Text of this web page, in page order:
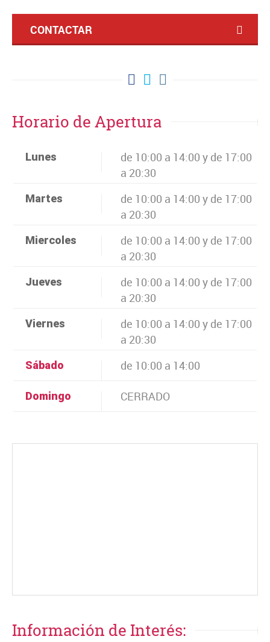
CONTACTAR
Horario de Apertura
Lunes
de 10:00 a 14:00 y de 17:00
a 20:30
Martes
de 10:00 a 14:00 y de 17:00
a 20:30
Miercoles
de 10:00 a 14:00 y de 17:00
a 20:30
Jueves
de 10:00 a 14:00 y de 17:00
a 20:30
Viernes
de 10:00 a 14:00 y de 17:00
a 20:30
Sábado de 10:00 a 14:00
Domingo CERRADO
Información de Interés: